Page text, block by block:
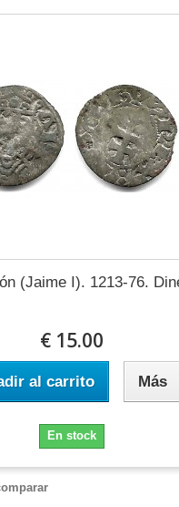
(Jaime I). 1213-76.
€ 15.00
al carrito Más
En stock